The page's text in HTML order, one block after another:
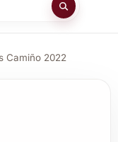
Camiño 2022